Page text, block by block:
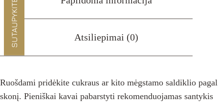
Atsiliepimai (0)
Ruošdami pridėkite cukraus ar kito mėgstamo saldiklio pagal
skonį. Pieniškai kavai pabarstyti rekomenduojamas santykis